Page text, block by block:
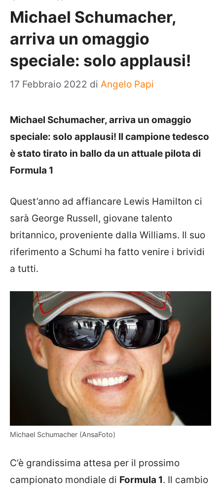
Michael Schumacher,
arriva un omaggio
speciale: solo applausi!
17 Febbraio 2022 di Angelo Papi
Michael Schumacher, arriva un omaggio
speciale: solo applausi! Il campione tedesco
è stato tirato in ballo da un attuale pilota di
Formula 1
Quest’anno ad affiancare Lewis Hamilton ci
sarà George Russell, giovane talento
britannico, proveniente dalla Williams. Il suo
riferimento a Schumi ha fatto venire i brividi
a tutti.
Michael Schumacher (AnsaFoto)
C’è grandissima attesa per il prossimo
campionato mondiale di Formula 1. Il cambio